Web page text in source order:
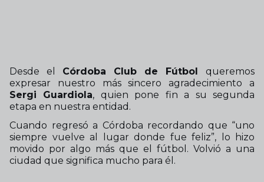
Desde el Córdoba Club de Fútbol queremos
expresar nuestro más sincero agradecimiento a
Sergi Guardiola, quien pone fin a su segunda
etapa en nuestra entidad.
Cuando regresó a Córdoba recordando que “uno
siempre vuelve al lugar donde fue feliz”, lo hizo
movido por algo más que el fútbol. Volvió a una
ciudad que significa mucho para él.